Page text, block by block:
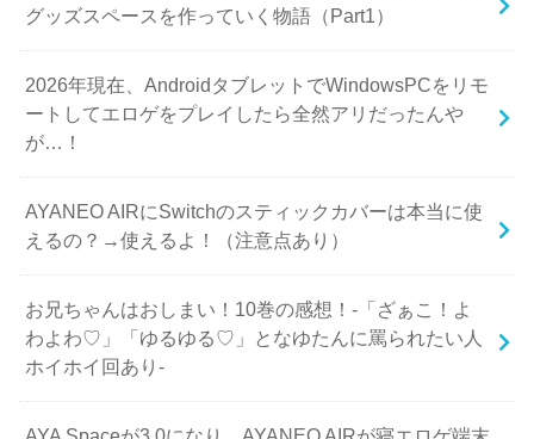
グッズスペースを作っていく物語（Part1）
2026年現在、AndroidタブレットでWindowsPCをリモ
ートしてエロゲをプレイしたら全然アリだったんや
が…！
AYANEO AIRにSwitchのスティックカバーは本当に使
えるの？→使えるよ！（注意点あり）
お兄ちゃんはおしまい！10巻の感想！-「ざぁこ！よ
わよわ♡」「ゆるゆる♡」となゆたんに罵られたい人
ホイホイ回あり-